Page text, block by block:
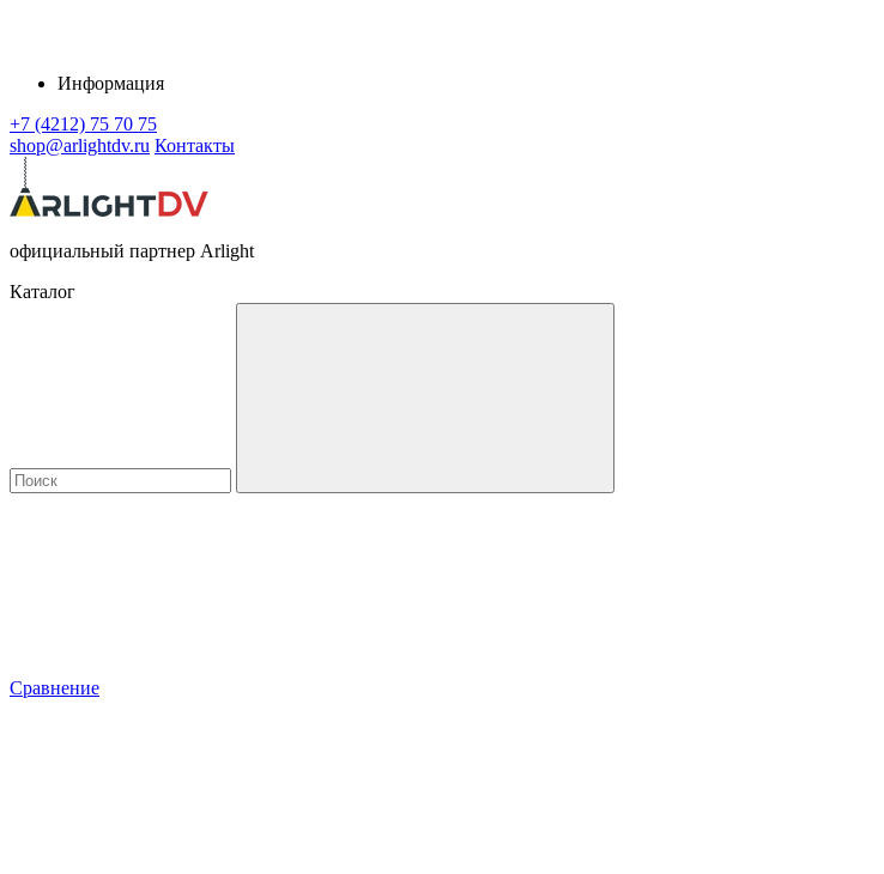
Информация
+7 (4212) 75 70 75
shop@arlightdv.ru Контакты
официальный партнер Arlight
Каталог
Сравнение